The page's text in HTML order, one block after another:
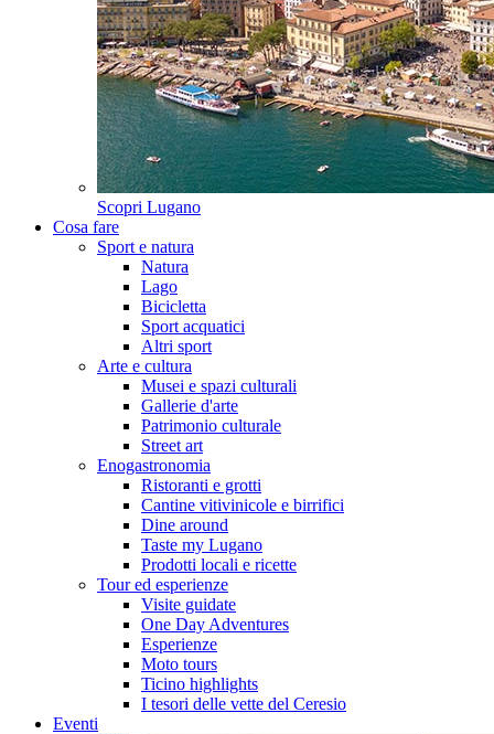
Scopri Lugano
Cosa fare
Sport e natura
Natura
Lago
Bicicletta
Sport acquatici
Altri sport
Arte e cultura
Musei e spazi culturali
Gallerie d'arte
Patrimonio culturale
Street art
Enogastronomia
Ristoranti e grotti
Cantine vitivinicole e birrifici
Dine around
Taste my Lugano
Prodotti locali e ricette
Tour ed esperienze
Visite guidate
One Day Adventures
Esperienze
Moto tours
Ticino highlights
I tesori delle vette del Ceresio
Eventi